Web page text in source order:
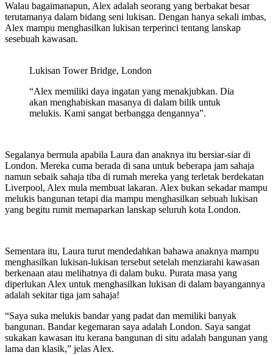
Walau bagaimanapun, Alex adalah seorang yang berbakat besar
terutamanya dalam bidang seni lukisan. Dengan hanya sekali imbas,
Alex mampu menghasilkan lukisan terperinci tentang lanskap
sesebuah kawasan.
Lukisan Tower Bridge, London
“Alex memiliki daya ingatan yang menakjubkan. Dia
akan menghabiskan masanya di dalam bilik untuk
melukis. Kami sangat berbangga dengannya”.
Segalanya bermula apabila Laura dan anaknya itu bersiar-siar di
London. Mereka cuma berada di sana untuk beberapa jam sahaja
namun sebaik sahaja tiba di rumah mereka yang terletak berdekatan
Liverpool, Alex mula membuat lakaran. Alex bukan sekadar mampu
melukis bangunan tetapi dia mampu menghasilkan sebuah lukisan
yang begitu rumit memaparkan lanskap seluruh kota London.
Sementara itu, Laura turut mendedahkan bahawa anaknya mampu
menghasilkan lukisan-lukisan tersebut setelah menziarahi kawasan
berkenaan atau melihatnya di dalam buku. Purata masa yang
diperlukan Alex untuk menghasilkan lukisan di dalam bayangannya
adalah sekitar tiga jam sahaja!
“Saya suka melukis bandar yang padat dan memiliki banyak
bangunan. Bandar kegemaran saya adalah London. Saya sangat
sukakan kawasan itu kerana bangunan di situ adalah bangunan yang
lama dan klasik,” jelas Alex.